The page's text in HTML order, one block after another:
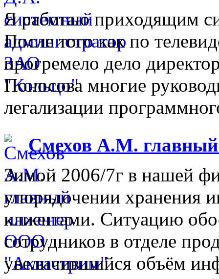
Я работаю приходящим
После того как по
прогремело дело
Поносова многие
легализации
Смехов А.М.
Зимой 2006/7г в нашей
упорядочении хранения
клиентами. Ситуацию
сотрудников в отделе
увеличившийся объём